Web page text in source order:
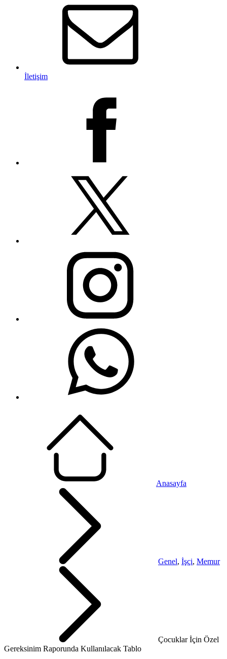
İletişim
Anasayfa
Genel, İşçi, Memur
Çocuklar İçin Özel
Gereksinim Raporunda Kullanılacak Tablo